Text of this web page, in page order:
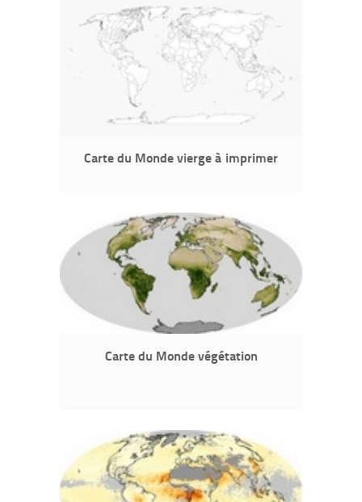
Carte du Monde vierge à imprimer
Carte du Monde végétation